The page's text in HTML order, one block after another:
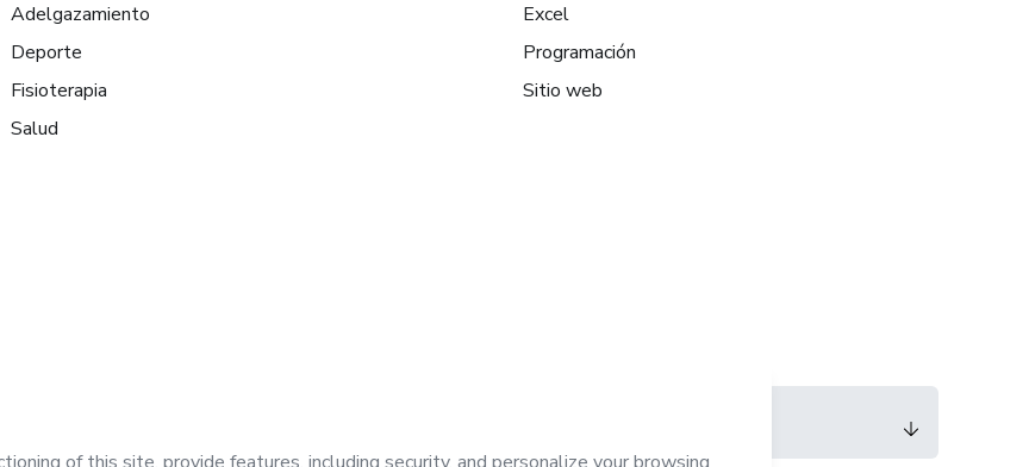
Adelgazamiento
Deporte
Fisioterapia
Salud
Excel
Programación
Sitio web